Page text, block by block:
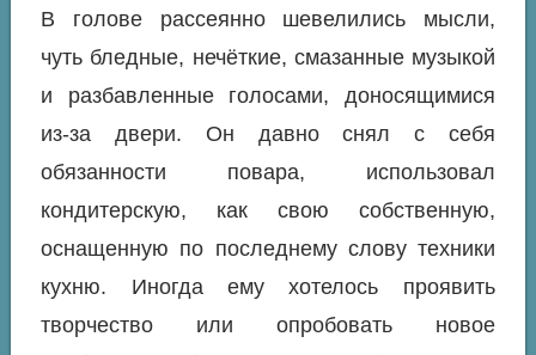
В голове рассеянно шевелились мысли,
чуть бледные, нечёткие, смазанные музыкой
и разбавленные голосами, доносящимися
из-за двери. Он давно снял с себя
обязанности повара, использовал
кондитерскую, как свою собственную,
оснащенную по последнему слову техники
кухню. Иногда ему хотелось проявить
творчество или опробовать новое